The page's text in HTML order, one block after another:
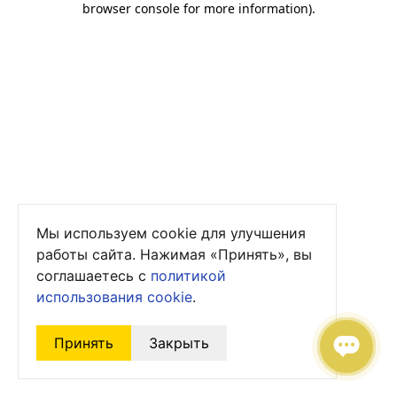
browser console for more information).
Мы используем cookie для улучшения
работы сайта. Нажимая «Принять», вы
соглашаетесь с политикой
использования cookie.
Принять Закрыть